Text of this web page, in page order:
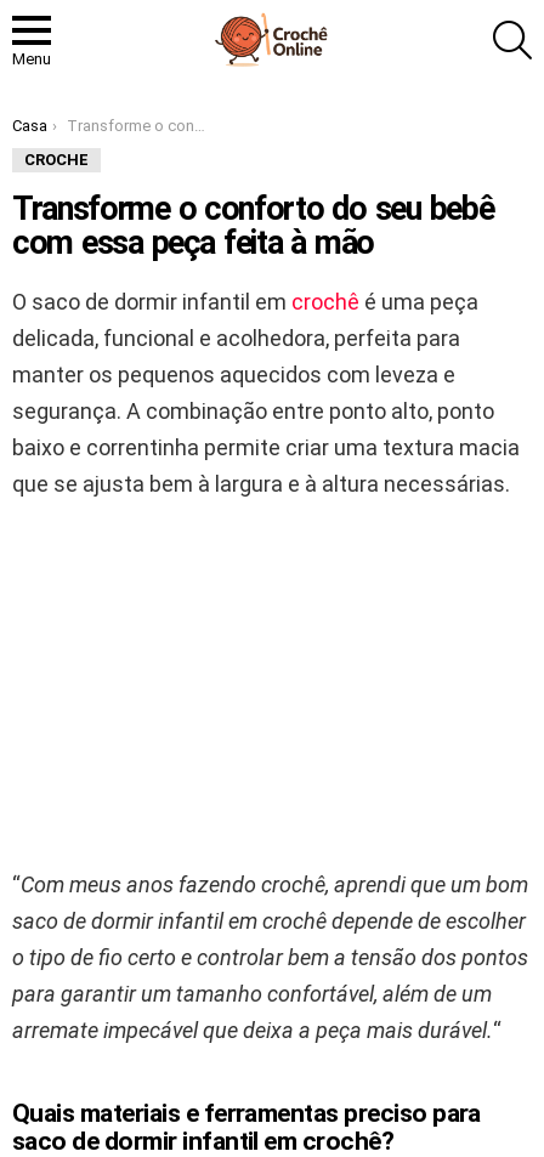
Menu
Você está aqui:
Casa
Transforme o conforto do seu bebê com essa peça feita à mão
CROCHE
Transforme o conforto do seu bebê
com essa peça feita à mão
O saco de dormir infantil em crochê é uma peça
delicada, funcional e acolhedora, perfeita para
manter os pequenos aquecidos com leveza e
segurança. A combinação entre ponto alto, ponto
baixo e correntinha permite criar uma textura macia
que se ajusta bem à largura e à altura necessárias.
“Com meus anos fazendo crochê, aprendi que um bom
saco de dormir infantil em crochê depende de escolher
o tipo de fio certo e controlar bem a tensão dos pontos
para garantir um tamanho confortável, além de um
arremate impecável que deixa a peça mais durável.“
Quais materiais e ferramentas preciso para
saco de dormir infantil em crochê?